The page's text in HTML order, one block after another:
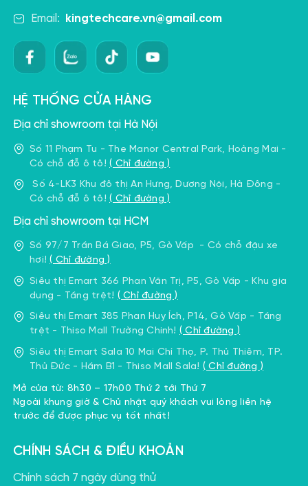
Email: kingtechcare.vn@gmail.com
HỆ THỐNG CỬA HÀNG
Địa chỉ showroom tại Hà Nội
Số 11 Phạm Tu - The Manor Central Park, Hoàng Mai -
Có chỗ đỗ ô tô!( Chỉ đường )
Số 4-LK3 Khu đô thị An Hưng, Dương Nội, Hà Đông -
Có chỗ đỗ ô tô!( Chỉ đường )
Địa chỉ showroom tại HCM
Số 97/7 Trần Bá Giao, P5, Gò Vấp - Có chỗ đậu xe
hơi!( Chỉ đường )
Siêu thị Emart 366 Phan Văn Trị, P5, Gò Vấp - Khu gia
dụng - Tầng trệt! ( Chỉ đường )
Siêu thị Emart 385 Phan Huy Ích, P14, Gò Vấp - Tầng
trệt - Thiso Mall Trường Chinh! ( Chỉ đường )
Siêu thị Emart Sala 10 Mai Chí Thọ, P. Thủ Thiêm, TP.
Thủ Đức - Hầm B1 - Thiso Mall Sala! ( Chỉ đường )
Mở cửa từ: 8h30 – 17h00 Thứ 2 tới Thứ 7
Ngoài khung giờ & Chủ nhật quý khách vui lòng liên hệ
trước để được phục vụ tốt nhất!
CHÍNH SÁCH & ĐIỀU KHOẢN
Chính sách 7 ngày dùng thử